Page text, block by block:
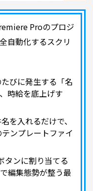
Proのプロジ
自動化するスクリ
びに発生する「名
時給を底上げす
を入れるだけで、
ンプレートファイ
タンに割り当てる
編集態勢が整う最